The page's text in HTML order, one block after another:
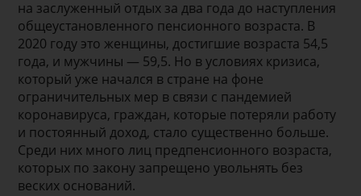
на заслуженный отдых за два года до наступления
общеустановленного пенсионного возраста. В
2020 году это женщины, достигшие возраста 54,5
года, и мужчины — 59,5. Но в условиях кризиса,
который уже начался в стране на фоне
ограничительных мер в связи с пандемией
коронавируса, граждан, которые потеряли работу
и постоянный доход, стало существенно больше.
Среди них много лиц предпенсионного возраста,
которых по закону запрещено увольнять без
веских оснований.